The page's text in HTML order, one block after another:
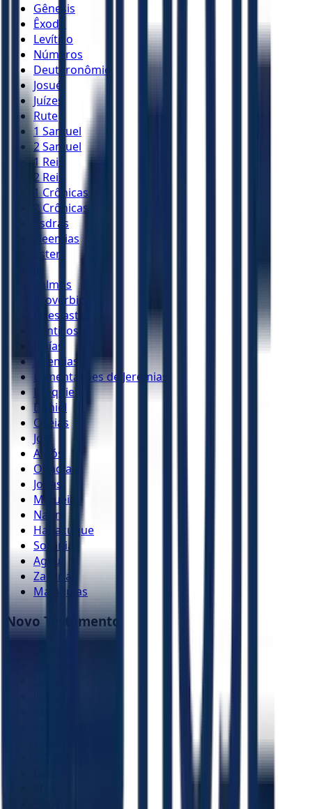
Gênesis
Êxodo
Levítico
Números
Deuteronômio
Josué
Juízes
Rute
1 Samuel
2 Samuel
1 Reis
2 Reis
1 Crônicas
2 Crônicas
Esdras
Neemias
Ester
Salmos
Provérbios
Eclesiastes
Cânticos
Isaías
Jeremias
Lamentações de Jeremias
Ezequiel
Daniel
Oséias
Joel
Amós
Obadias
Jonas
Miquéias
Naum
Habacuque
Sofonias
Ageu
Zacarias
Malaquias
Novo Testamento